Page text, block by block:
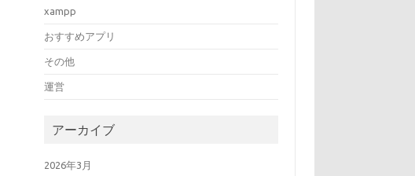
xampp
おすすめアプリ
その他
運営
アーカイブ
2026年3月